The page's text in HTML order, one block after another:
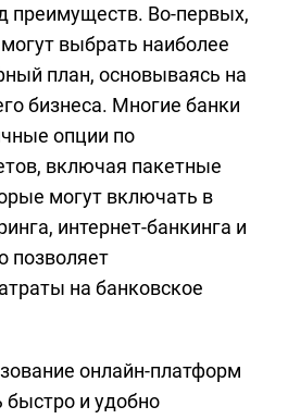
преимуществ. Во-первых,
выбрать наиболее
план, основываясь на
бизнеса. Многие банки
опции по
включая пакетные
могут включать в
интернет-банкинга и
позволяет
на банковское
онлайн-платформ
и удобно